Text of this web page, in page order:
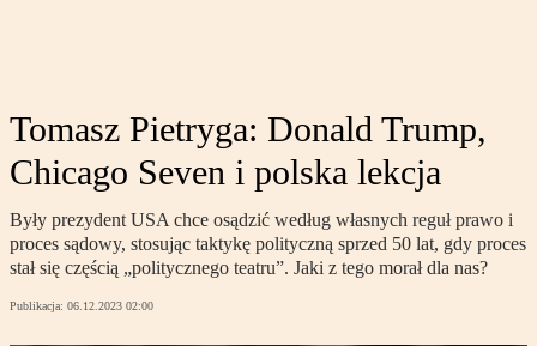
Tomasz Pietryga: Donald Trump,
Chicago Seven i polska lekcja
Były prezydent USA chce osądzić według własnych reguł prawo i
proces sądowy, stosując taktykę polityczną sprzed 50 lat, gdy proces
stał się częścią „politycznego teatru”. Jaki z tego morał dla nas?
Publikacja: 06.12.2023 02:00